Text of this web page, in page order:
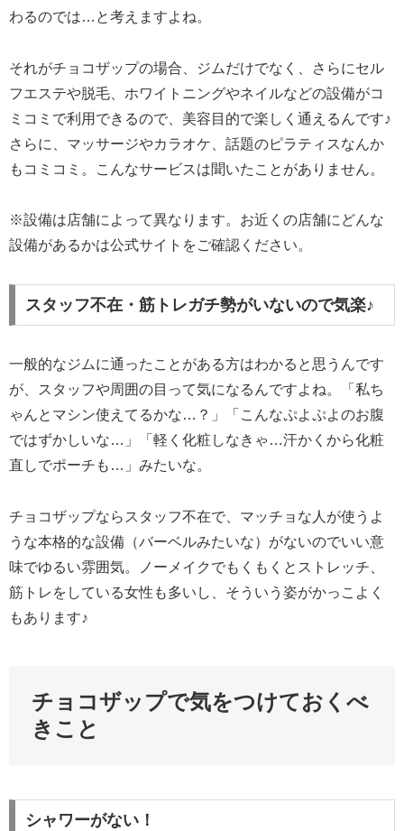
わるのでは…と考えますよね。
それがチョコザップの場合、ジムだけでなく、さらにセル
フエステや脱毛、ホワイトニングやネイルなどの設備がコ
ミコミで利用できるので、美容目的で楽しく通えるんです♪
さらに、マッサージやカラオケ、話題のピラティスなんか
もコミコミ。こんなサービスは聞いたことがありません。
※設備は店舗によって異なります。お近くの店舗にどんな
設備があるかは公式サイトをご確認ください。
スタッフ不在・筋トレガチ勢がいないので気楽♪
一般的なジムに通ったことがある方はわかると思うんです
が、スタッフや周囲の目って気になるんですよね。「私ち
ゃんとマシン使えてるかな…？」「こんなぷよぷよのお腹
ではずかしいな…」「軽く化粧しなきゃ…汗かくから化粧
直しでポーチも…」みたいな。
チョコザップならスタッフ不在で、マッチョな人が使うよ
うな本格的な設備（バーベルみたいな）がないのでいい意
味でゆるい雰囲気。ノーメイクでもくもくとストレッチ、
筋トレをしている女性も多いし、そういう姿がかっこよく
もあります♪
チョコザップで気をつけておくべ
きこと
シャワーがない！